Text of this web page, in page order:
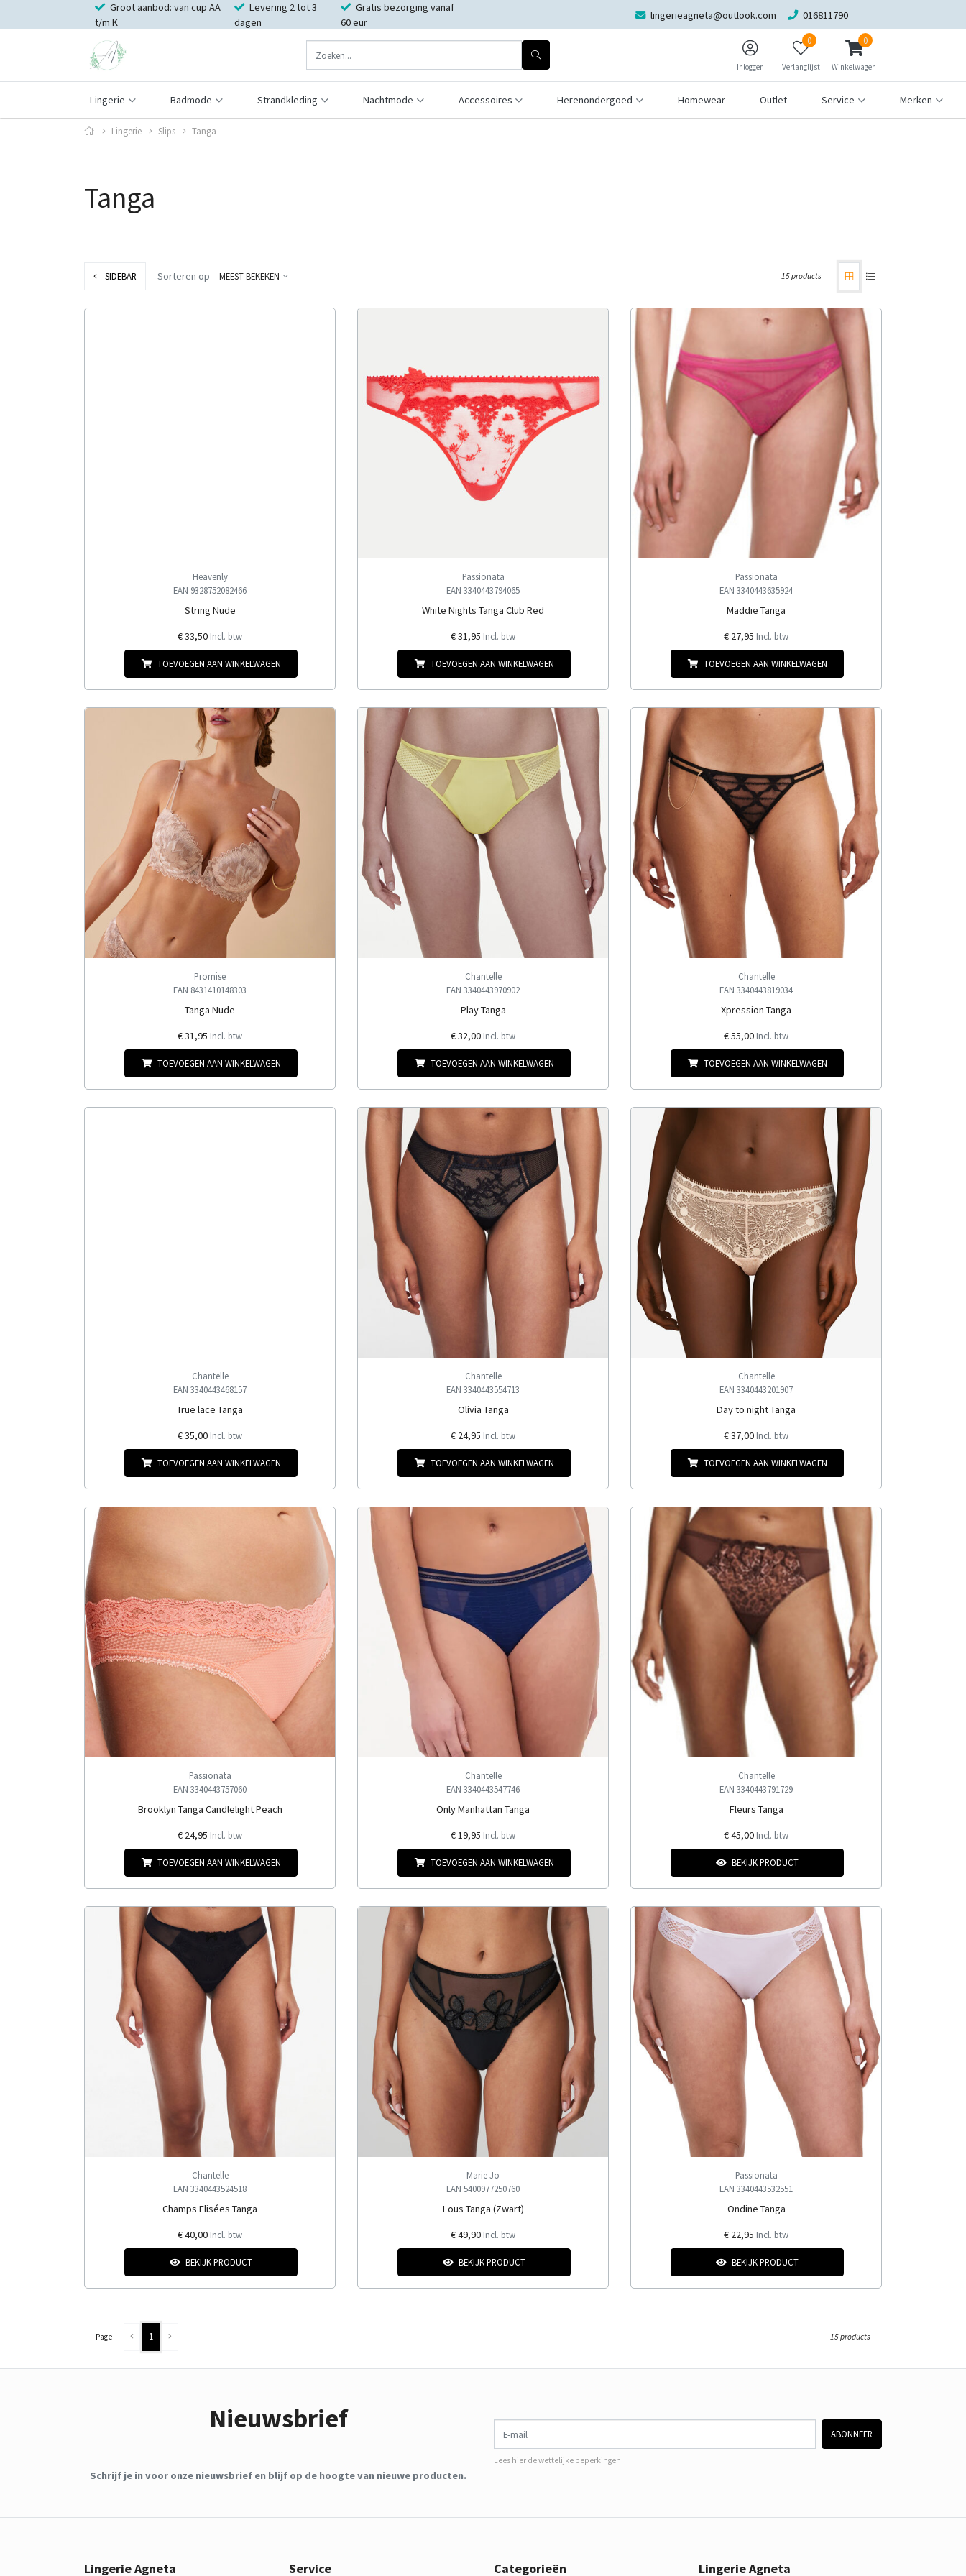
Groot aanbod: van cup AA
t/m K
Levering 2 tot 3
dagen
Gratis bezorging vanaf
60 eur
lingerieagneta@outlook.com 016811790
Inloggen
0
Verlanglijst
0
Winkelwagen
Lingerie Badmode Strandkleding Nachtmode Accessoires Herenondergoed Homewear Outlet Service Merken
Lingerie Slips Tanga
Tanga
SIDEBAR Sorteren op MEEST BEKEKEN 15 products
Heavenly
EAN 9328752082466
String Nude
€ 33,50 Incl. btw
TOEVOEGEN AAN WINKELWAGEN
Passionata
EAN 3340443794065
White Nights Tanga Club Red
€ 31,95 Incl. btw
TOEVOEGEN AAN WINKELWAGEN
Passionata
EAN 3340443635924
Maddie Tanga
€ 27,95 Incl. btw
TOEVOEGEN AAN WINKELWAGEN
Promise
EAN 8431410148303
Tanga Nude
€ 31,95 Incl. btw
TOEVOEGEN AAN WINKELWAGEN
Chantelle
EAN 3340443970902
Play Tanga
€ 32,00 Incl. btw
TOEVOEGEN AAN WINKELWAGEN
Chantelle
EAN 3340443819034
Xpression Tanga
€ 55,00 Incl. btw
TOEVOEGEN AAN WINKELWAGEN
Chantelle
EAN 3340443468157
True lace Tanga
€ 35,00 Incl. btw
TOEVOEGEN AAN WINKELWAGEN
Chantelle
EAN 3340443554713
Olivia Tanga
€ 24,95 Incl. btw
TOEVOEGEN AAN WINKELWAGEN
Chantelle
EAN 3340443201907
Day to night Tanga
€ 37,00 Incl. btw
TOEVOEGEN AAN WINKELWAGEN
Passionata
EAN 3340443757060
Brooklyn Tanga Candlelight Peach
€ 24,95 Incl. btw
TOEVOEGEN AAN WINKELWAGEN
Chantelle
EAN 3340443547746
Only Manhattan Tanga
€ 19,95 Incl. btw
TOEVOEGEN AAN WINKELWAGEN
Chantelle
EAN 3340443791729
Fleurs Tanga
€ 45,00 Incl. btw
BEKIJK PRODUCT
Chantelle
EAN 3340443524518
Champs Elisées Tanga
€ 40,00 Incl. btw
BEKIJK PRODUCT
Marie Jo
EAN 5400977250760
Lous Tanga (Zwart)
€ 49,90 Incl. btw
BEKIJK PRODUCT
Passionata
EAN 3340443532551
Ondine Tanga
€ 22,95 Incl. btw
BEKIJK PRODUCT
Page 1 15 products
Nieuwsbrief
Schrijf je in voor onze nieuwsbrief en blijf op de hoogte van nieuwe producten.
E-mail
ABONNEER
Lees hier de wettelijke beperkingen
Lingerie Agneta Service Categorieën Lingerie Agneta